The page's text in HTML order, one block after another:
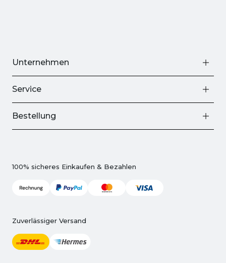
Unternehmen
Service
Bestellung
100% sicheres Einkaufen & Bezahlen
Zuverlässiger Versand